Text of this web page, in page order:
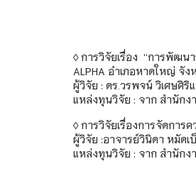
◊ การวิจัยเรื่อง “การพัฒน
ALPHA อำเภอหาดใหญ่ จัง
ผู้วิจัย : ดร.วรพจน์ วิเศษศิริ
แหล่งทุนวิจัย : จาก สำนัก
◊ การวิจัยเรื่องการจัดการค
ผู้วิจัย :อาจารย์วินิดา หมัด
แหล่งทุนวิจัย : จาก สำนักง